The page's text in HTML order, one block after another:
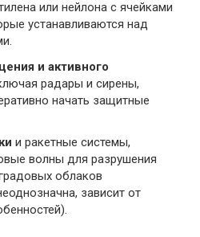
или нейлона с ячейками
устанавливаются над
и активного
радары и сирены,
начать защитные
и ракетные системы,
волны для разрушения
облаков
зависит от